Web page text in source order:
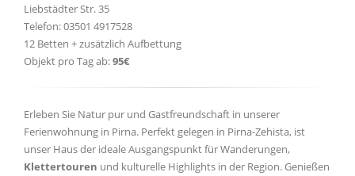
Liebstädter Str. 35
Telefon: 03501 4917528
12 Betten + zusätzlich Aufbettung
Objekt pro Tag ab:95€
Erleben Sie Natur pur und Gastfreundschaft in unserer
Ferienwohnung in Pirna. Perfekt gelegen in Pirna-Zehista, ist
unser Haus der ideale Ausgangspunkt für Wanderungen,
Klettertouren und kulturelle Highlights in der Region. Genießen